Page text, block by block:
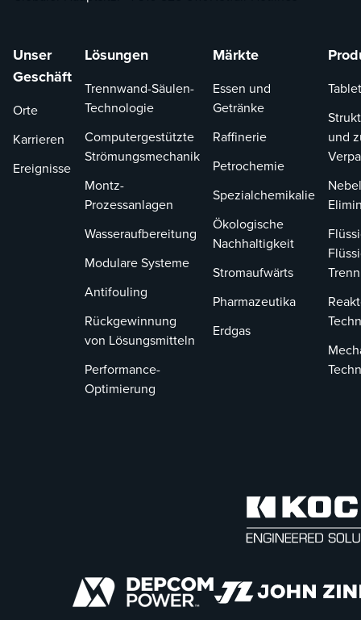
Unser
Geschäft
Orte
Karrieren
Ereignisse
Lösungen
Trennwand-Säulen-
Technologie
Computergestützte
Strömungsmechanik
Montz-
Prozessanlagen
Wasseraufbereitung
Modulare Systeme
Antifouling
Rückgewinnung
von Lösungsmitteln
Performance-
Optimierung
Märkte
Essen und
Getränke
Raffinerie
Petrochemie
Spezialchemikalie
Ökologische
Nachhaltigkeit
Stromaufwärts
Pharmazeutika
Erdgas
und